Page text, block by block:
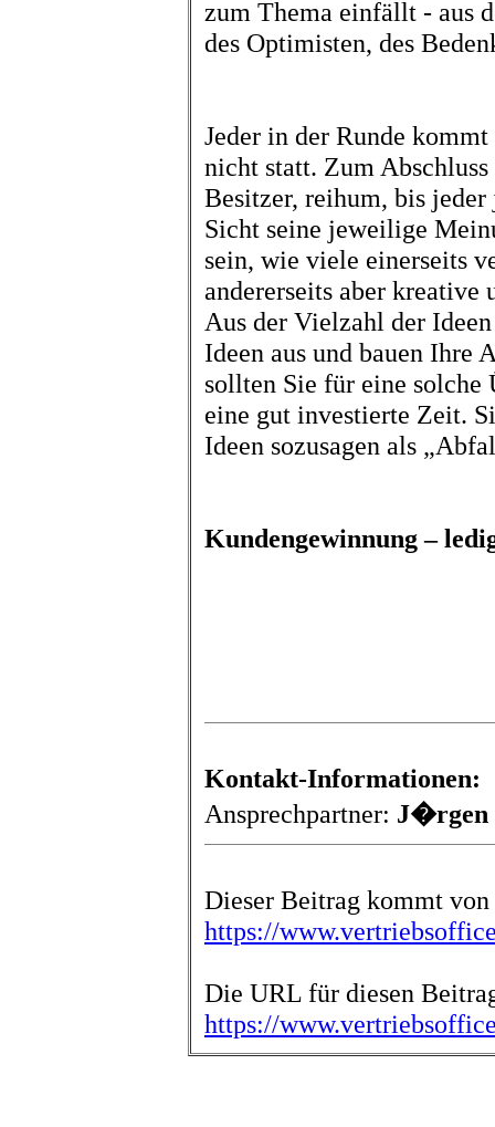
zum Thema einfällt - aus
des Optimisten, des
Jeder in der Runde
nicht statt. Zum
Besitzer, reihum, bis
Sicht seine jeweilige
sein, wie viele einerseits
andererseits aber kreative
Aus der Vielzahl der
Ideen aus und bauen Ihre
sollten Sie für eine solche
eine gut investierte Zeit.
Ideen sozusagen als
Kundengewinnung –
Kontakt-Informationen:
Ansprechpartner: J�rgen
Dieser Beitrag kommt
https://
Die URL für diesen
https://